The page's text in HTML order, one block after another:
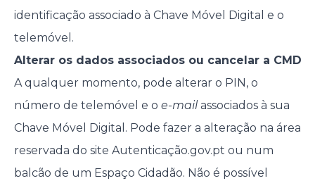
identificação associado à Chave Móvel Digital e o
telemóvel.
Alterar os dados associados ou cancelar a CMD
A qualquer momento, pode alterar o PIN, o
número de telemóvel e o e-mailassociados à sua
Chave Móvel Digital. Pode fazer a alteração na área
reservada do site Autenticação.gov.pt ou num
balcão de um Espaço Cidadão. Não é possível